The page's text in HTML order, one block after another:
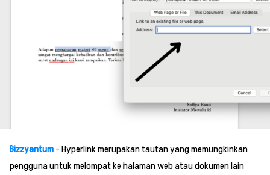
Bizzyantum– Hyperlink merupakan tautan yang memungkinkan
pengguna untuk melompat ke halaman web atau dokumen lain